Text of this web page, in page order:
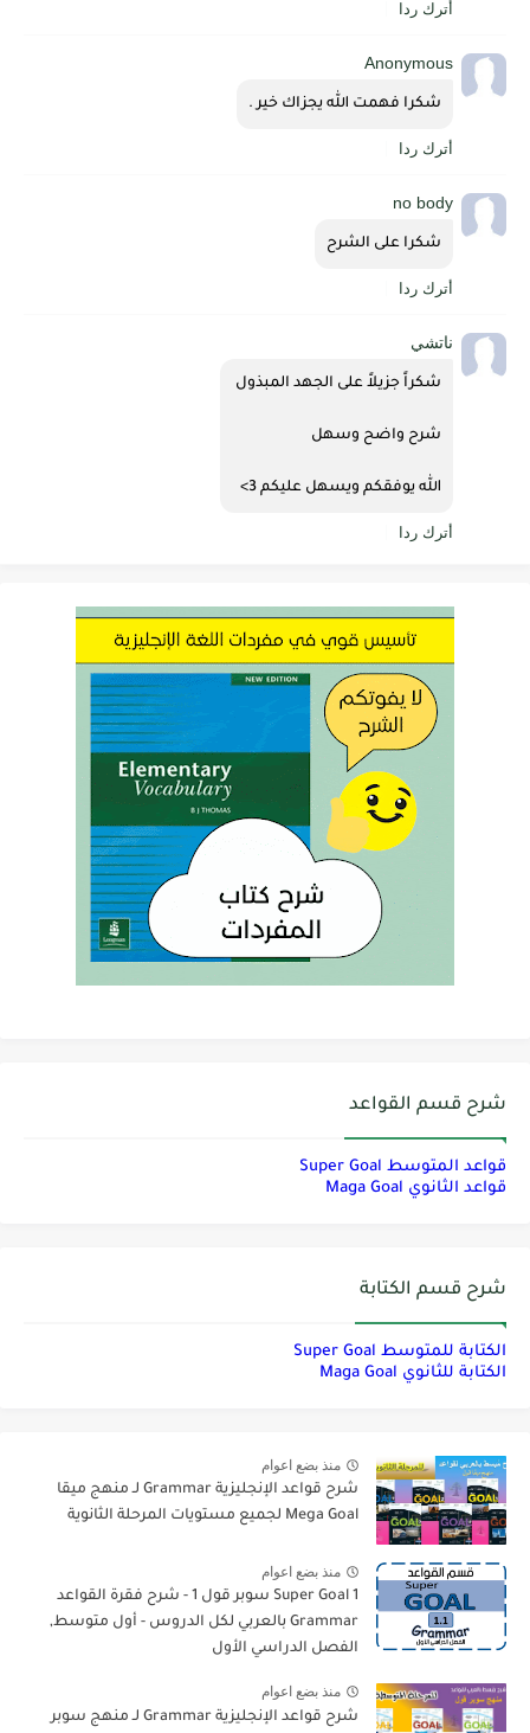
أترك ردا
Anonymous
شكرا فهمت الله يجزاك خير .
أترك ردا
no body
شكرا على الشرح
أترك ردا
ناتشي
شكراً جزيلاً على الجهد المبذول
شرح واضح وسهل
الله يوفقكم ويسهل عليكم 3>
أترك ردا
شرح قسم القواعد
قواعد المتوسط Super Goal
قواعد الثانوي Maga Goal
شرح قسم الكتابة
الكتابة للمتوسط Super Goal
الكتابة للثانوي Maga Goal
منذ بضع اعوام
شرح قواعد الإنجليزية Grammar لـ منهج ميقا
Mega Goal لجميع مستويات المرحلة الثانوية
منذ بضع اعوام
Super Goal 1 سوبر قول 1 - شرح فقرة القواعد
Grammar بالعربي لكل الدروس - أول متوسط,
الفصل الدراسي الأول
منذ بضع اعوام
شرح قواعد الإنجليزية Grammar لـ منهج سوبر